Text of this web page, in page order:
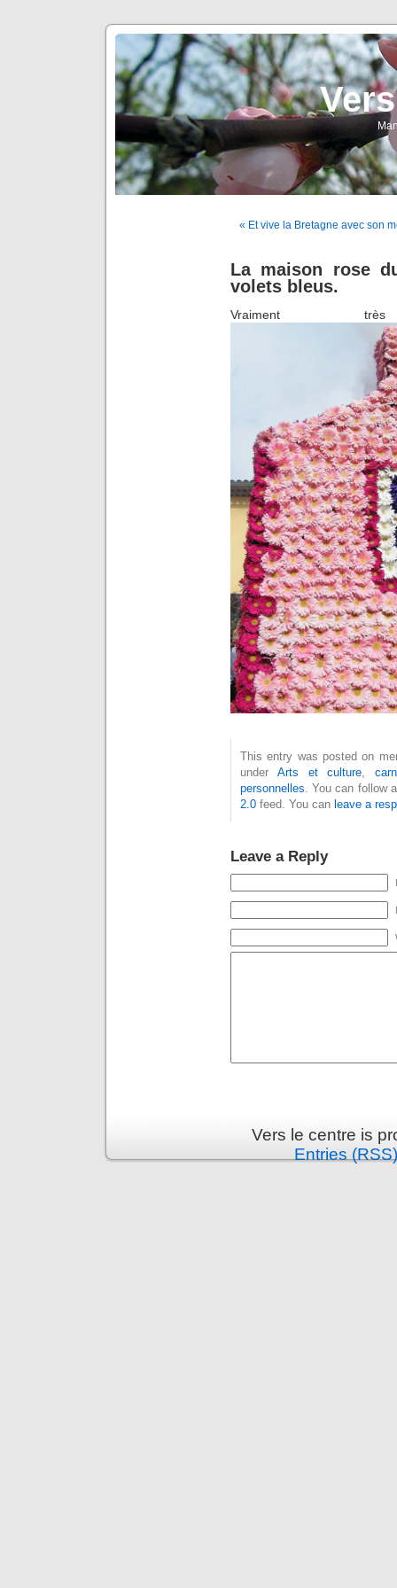
« Et vive la Bretagne avec son
La maison rose
volets bleus.
Vraiment
This entry was posted on
under Arts et culture ,
personnelles . You can follow
2.0 feed. You can leave a
Leave a Reply
Vers le centre is
Entries (RSS)